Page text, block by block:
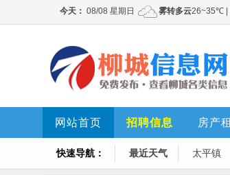
网站首页 招聘信息 房产
快速导航： 最近天气 太平镇